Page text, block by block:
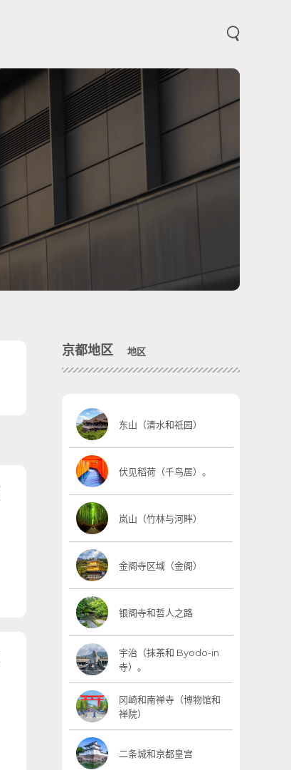
打开和关闭菜
京都地区 地区
东山（清水和祇园）
伏见稻荷（千鸟居）。
岚山（竹林与河畔）
金阁寺区域（金阁）
银阁寺和哲人之路
宇治（抹茶和 Byodo-in
寺）。
冈崎和南禅寺（博物馆和
禅院）
二条城和京都皇宫